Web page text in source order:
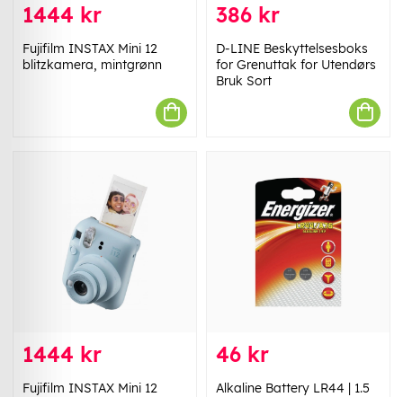
1444 kr
Fujifilm INSTAX Mini 12
blitzkamera, mintgrønn
386 kr
D-LINE Beskyttelsesboks
for Grenuttak for Utendørs
Bruk Sort
1444 kr
Fujifilm INSTAX Mini 12
46 kr
Alkaline Battery LR44 | 1.5